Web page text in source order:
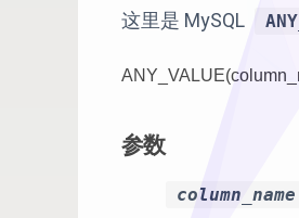
这里是 MySQL
参数
column_name